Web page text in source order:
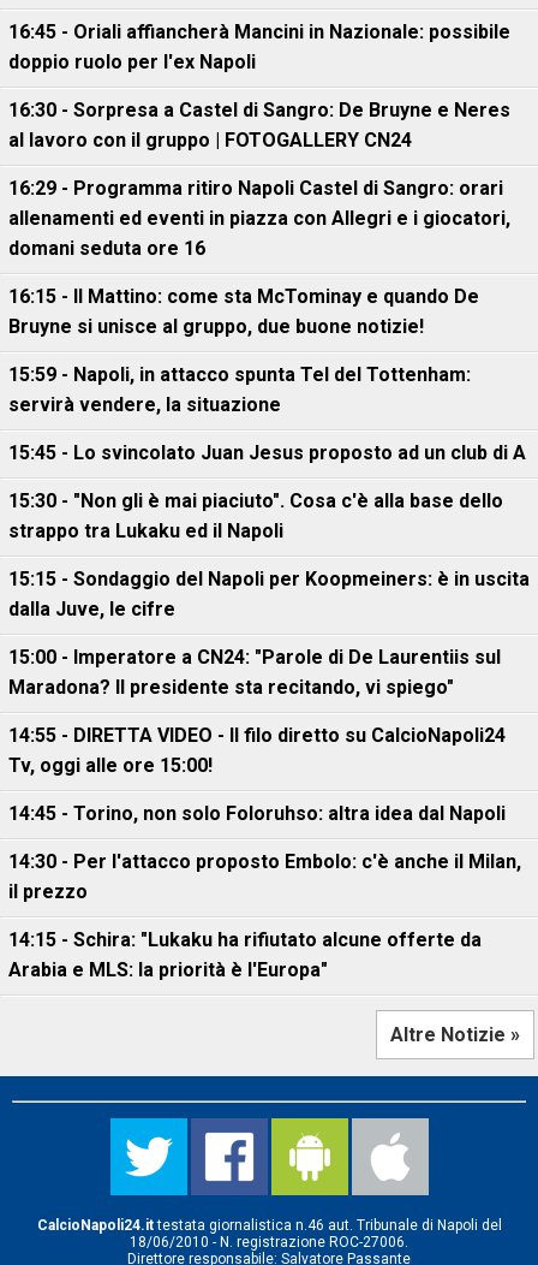
16:45 - Oriali affiancherà Mancini in Nazionale: possibile
doppio ruolo per l'ex Napoli
16:30 - Sorpresa a Castel di Sangro: De Bruyne e Neres
al lavoro con il gruppo | FOTOGALLERY CN24
16:29 - Programma ritiro Napoli Castel di Sangro: orari
allenamenti ed eventi in piazza con Allegri e i giocatori,
domani seduta ore 16
16:15 - Il Mattino: come sta McTominay e quando De
Bruyne si unisce al gruppo, due buone notizie!
15:59 - Napoli, in attacco spunta Tel del Tottenham:
servirà vendere, la situazione
15:45 - Lo svincolato Juan Jesus proposto ad un club di A
15:30 - "Non gli è mai piaciuto". Cosa c'è alla base dello
strappo tra Lukaku ed il Napoli
15:15 - Sondaggio del Napoli per Koopmeiners: è in uscita
dalla Juve, le cifre
15:00 - Imperatore a CN24: "Parole di De Laurentiis sul
Maradona? Il presidente sta recitando, vi spiego"
14:55 - DIRETTA VIDEO - Il filo diretto su CalcioNapoli24
Tv, oggi alle ore 15:00!
14:45 - Torino, non solo Foloruhso: altra idea dal Napoli
14:30 - Per l'attacco proposto Embolo: c'è anche il Milan,
il prezzo
14:15 - Schira: "Lukaku ha rifiutato alcune offerte da
Arabia e MLS: la priorità è l'Europa"
Altre Notizie »
CalcioNapoli24.ittestata giornalistica n.46 aut. Tribunale di Napoli del
18/06/2010 - N. registrazione ROC-27006.
Direttore responsabile: Salvatore Passante